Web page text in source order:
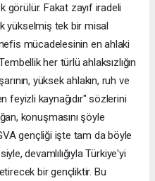
Fakat zayıf iradeli
yükselmiş tek bir misal
mücadelesinin en ahlaki
her türlü ahlaksızlığın
yüksek ahlakın, ruh ve
feyizli kaynağıdır" sözlerini
konuşmasını şöyle
gençliği işte tam da böyle
devamlılığıyla Türkiye'yi
bir gençliktir. Bu